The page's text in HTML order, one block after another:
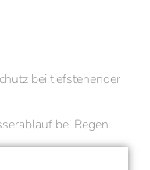
bei tiefstehender
bei Regen